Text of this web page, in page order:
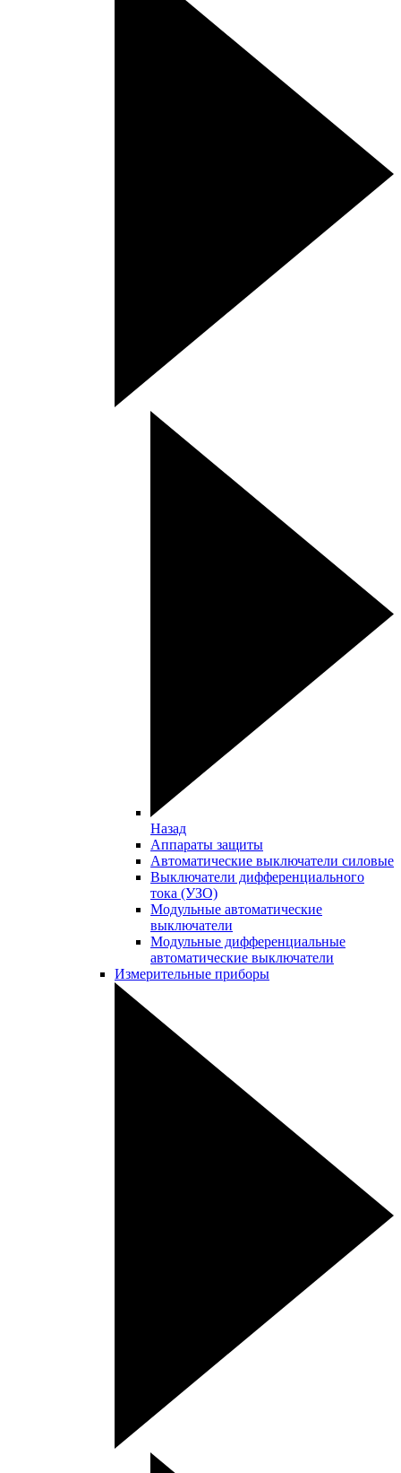
Назад
Аппараты защиты
Автоматические выключатели силовые
Выключатели дифференциального
тока (УЗО)
Модульные автоматические
выключатели
Модульные дифференциальные
автоматические выключатели
Измерительные приборы